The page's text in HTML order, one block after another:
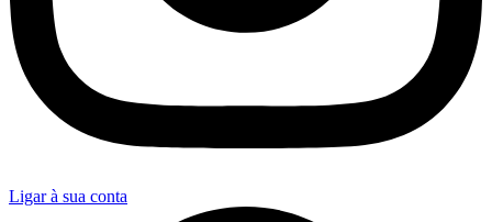
Ligar à sua conta